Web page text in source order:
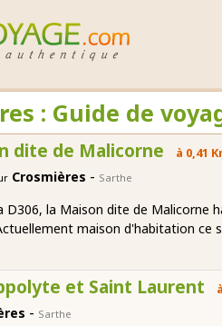
: Guide de
dite de Malicorne à 0,41
Crosmières - Sarthe
D306, la Maison dite de Malicorne
maison d'habitation ce
et Saint Laurent
- Sarthe